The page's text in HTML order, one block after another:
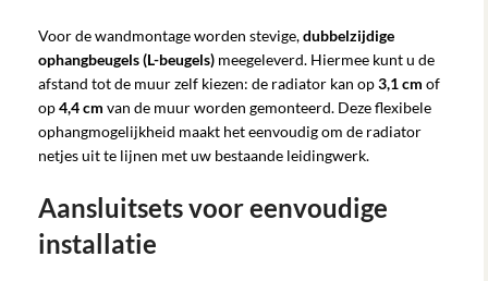
Voor de wandmontage worden stevige,dubbelzijdige
ophangbeugels (L-beugels) meegeleverd. Hiermee kunt u de
afstand tot de muur zelf kiezen: de radiator kan op3,1 cm of
op4,4 cm van de muur worden gemonteerd. Deze flexibele
ophangmogelijkheid maakt het eenvoudig om de radiator
netjes uit te lijnen met uw bestaande leidingwerk.
Aansluitsets voor eenvoudige
installatie